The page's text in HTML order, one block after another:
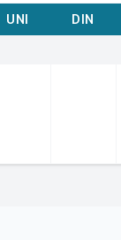
UNI DIN